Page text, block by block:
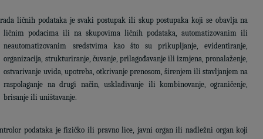
ličnih podataka je svaki postupak ili skup postupaka koji se obavlja na
ličnim podacima ili na skupovima ličnih podataka, automatizovanim ili
neautomatizovanim sredstvima kao što su prikupljanje, evidentiranje,
organizacija, strukturiranje, čuvanje, prilagođavanje ili izmjena, pronalaženje,
ostvarivanje uvida, upotreba, otkrivanje prenosom, širenjem ili stavljanjem na
raspolaganje na drugi način, usklađivanje ili kombinovanje, ograničenje,
brisanje ili uništavanje.
podataka je fizičko ili pravno lice, javni organ ili nadležni organ koji